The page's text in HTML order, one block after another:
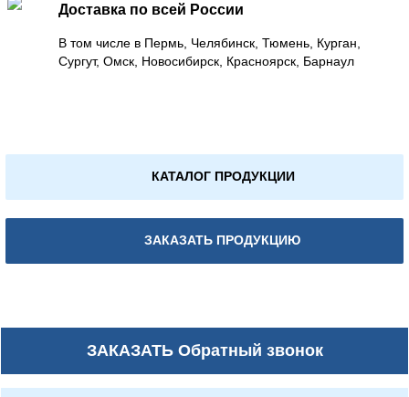
Доставка по всей России
В том числе в Пермь, Челябинск, Тюмень, Курган,
Сургут, Омск, Новосибирск, Красноярск, Барнаул
КАТАЛОГ ПРОДУКЦИИ
ЗАКАЗАТЬ ПРОДУКЦИЮ
ЗАКАЗАТЬОбратный звонок